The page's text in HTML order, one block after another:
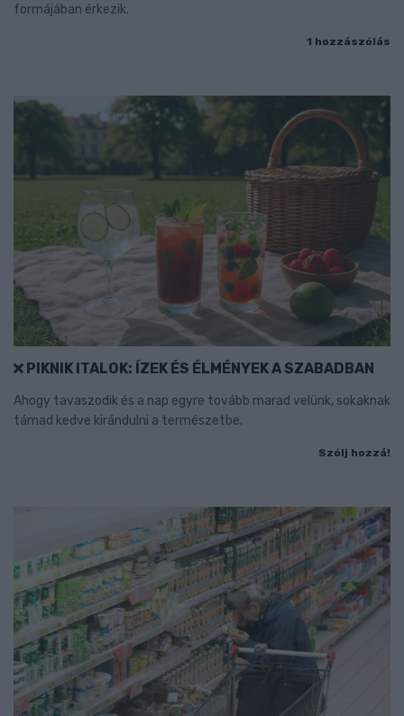
formájában érkezik.
1 hozzászólás
PIKNIK ITALOK: ÍZEK ÉS ÉLMÉNYEK A SZABADBAN
Ahogy tavaszodik és a nap egyre tovább marad velünk, sokaknak
támad kedve kirándulni a természetbe.
Szólj hozzá!